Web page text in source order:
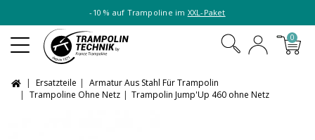
-10 % auf Trampoline im XXL-Paket
0
Ersatzteile
Armatur Aus Stahl Für Trampolin
Trampoline Ohne Netz
Trampolin Jump'Up 460 ohne Netz